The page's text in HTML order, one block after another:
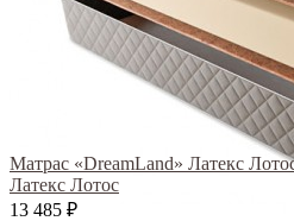
Матрас «DreamLand» Латекс
Латекс Лотос
13 485 ₽